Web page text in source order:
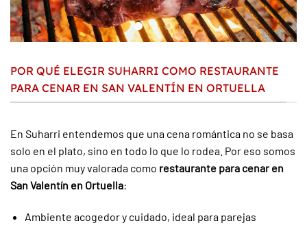
POR QUÉ ELEGIR SUHARRI COMO RESTAURANTE
PARA CENAR EN SAN VALENTÍN EN ORTUELLA
En Suharri entendemos que una cena romántica no se basa
solo en el plato, sino en todo lo que lo rodea. Por eso somos
una opción muy valorada como restaurante para cenar en
San Valentín en Ortuella:
Ambiente acogedor y cuidado, ideal para parejas